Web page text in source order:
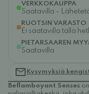
VERKKOKAUPPA
Saatavilla -
RUOTSIN VARASTO
Ei saatavilla tällä
PIETARSAAREN
Saatavilla
Kysymyksiä
Beflamboyant Senses